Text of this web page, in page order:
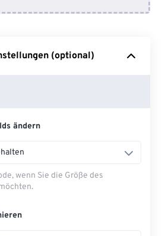
(optional)
ändern
wenn Sie die Größe des